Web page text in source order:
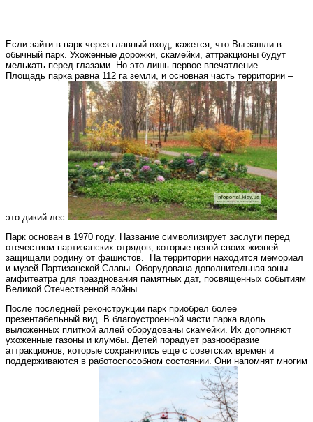
Если зайти в парк через главный вход, кажется, что Вы зашли в
обычный парк. Ухоженные дорожки, скамейки, аттракционы будут
мелькать перед глазами. Но это лишь первое впечатление…
Площадь парка равна 112 га земли, и основная часть территории –
это дикий лес.
Парк основан в 1970 году. Название символизирует заслуги перед
отечеством партизанских отрядов, которые ценой своих жизней
защищали родину от фашистов. На территории находится мемориал
и музей Партизанской Славы. Оборудована дополнительная зоны
амфитеатра для празднования памятных дат, посвященных событиям
Великой Отечественной войны.
После последней реконструкции парк приобрел более
презентабельный вид. В благоустроенной части парка вдоль
выложенных плиткой аллей оборудованы скамейки. Их дополняют
ухоженные газоны и клумбы. Детей порадует разнообразие
аттракционов, которые сохранились еще с советских времен и
поддерживаются в работоспособном состоянии. Они напомнят многим